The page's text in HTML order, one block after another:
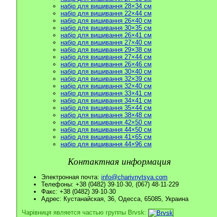
набір для вишивання 28×34 см
набір для вишивання 22×44 см
набір для вишивання 26×40 см
набір для вишивання 30×35 см
набір для вишивання 26×41 см
набір для вишивання 27×40 см
набір для вишивання 29×38 см
набір для вишивання 27×44 см
набір для вишивання 26×46 см
набір для вишивання 30×40 см
набір для вишивання 32×39 см
набір для вишивання 32×40 см
набір для вишивання 33×41 см
набір для вишивання 34×41 см
набір для вишивання 35×44 см
набір для вишивання 38×48 см
набір для вишивання 42×50 см
набір для вишивання 44×50 см
набір для вишивання 41×65 см
набір для вишивання 44×96 см
Контактная информация
Электронная почта: info@charivnytsya.com
Телефоны: +38 (0482) 39·10·30, (067) 48·11·229
Факс: +38 (0482) 39·10·30
Адрес: Кустанайская, 36, Одесса, 65085, Украина
Чарівниця является частью группы Brvsk: